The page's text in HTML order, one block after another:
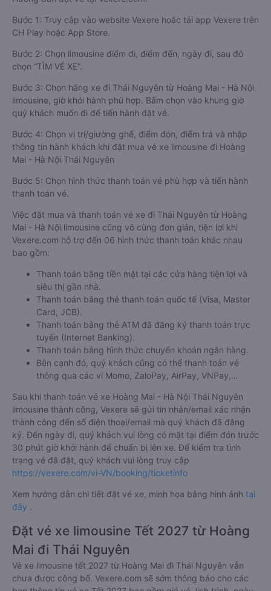
Bước 1: Truy cập vào website Vexere hoặc tải app Vexere trên
CH Play hoặc App Store.
Bước 2: Chọn limousine điểm đi, điểm đến, ngày đi, sau đó
chọn “TÌM VÉ XE”.
Bước 3: Chọn hãng xe đi Thái Nguyên từ Hoàng Mai - Hà Nội
limousine, giờ khởi hành phù hợp. Bấm chọn vào khung giờ
quý khách muốn đi để tiến hành đặt vé.
Bước 4: Chọn vị trí/giường ghế, điểm đón, điểm trả và nhập
thông tin hành khách khi đặt mua vé xe limousine đi Hoàng
Mai - Hà Nội Thái Nguyên
Bước 5: Chọn hình thức thanh toán vé phù hợp và tiến hành
thanh toán vé.
Việc đặt mua và thanh toán vé xe đi Thái Nguyên từ Hoàng
Mai - Hà Nội limousine cũng vô cùng đơn giản, tiện lợi khi
Vexere.com hỗ trợ đến 06 hình thức thanh toán khác nhau
bao gồm:
Thanh toán bằng tiền mặt tại các cửa hàng tiện lợi và
siêu thị gần nhà.
Thanh toán bằng thẻ thanh toán quốc tế (Visa, Master
Card, JCB).
Thanh toán bằng thẻ ATM đã đăng ký thanh toán trực
tuyến (Internet Banking).
Thanh toán bằng hình thức chuyển khoản ngân hàng.
Bên cạnh đó, quý khách cũng có thể thanh toán vé
thông qua các ví Momo, ZaloPay, AirPay, VNPay,…
Sau khi thanh toán vé xe Hoàng Mai - Hà Nội Thái Nguyên
limousine thành công, Vexere sẽ gửi tin nhắn/email xác nhận
thành công đến số điện thoại/email mà quý khách đã đăng
ký. Đến ngày đi, quý khách vui lòng có mặt tại điểm đón trước
30 phút giờ khởi hành để chuẩn bị lên xe. Để kiểm tra tình
trạng vé đã đặt, quý khách vui lòng truy cập
https://vexere.com/vi-VN/booking/ticketinfo
Xem hướng dẫn chi tiết đặt vé xe, minh họa bằng hình ảnh tại
đây .
Đặt vé xe limousine Tết 2027 từ Hoàng
Mai đi Thái Nguyên
Vé xe limousine tết 2027 từ Hoàng Mai đi Thái Nguyên vẫn
chưa được công bố. Vexere.com sẽ sớm thông báo cho các